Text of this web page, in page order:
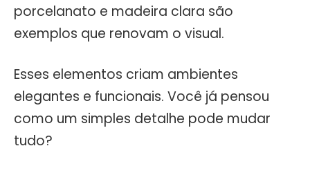
porcelanato e madeira clara são
exemplos que renovam o visual.
Esses elementos criam ambientes
elegantes e funcionais. Você já pensou
como um simples detalhe pode mudar
tudo?